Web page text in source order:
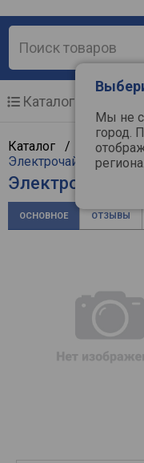
Мы не
город.
региона.
Каталог
Каталог / Мелкая
Электрочайники/
Электрочайник
ОСНОВНОЕ ОТЗЫВЫ